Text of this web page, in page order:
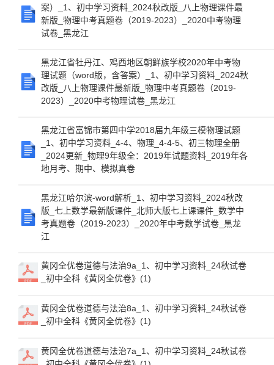
案）_1、初中学习资料_2024秋改版_八上物理课件最
新版_物理中考真题卷（2019-2023）_2020中考物理
试卷_黑龙江
黑龙江省牡丹江、鸡西地区朝鲜族学校2020年中考物
理试题（word版，含答案）_1、初中学习资料_2024秋
改版_八上物理课件最新版_物理中考真题卷（2019-
2023）_2020中考物理试卷_黑龙江
黑龙江省富锦市第四中学2018届九年级三模物理试题
_1、初中学习资料_4-4、物理_4-4-5、初三物理全册
_2024更新_物理9年级全：2019年试题资料_2019年各
地月考、期中、模拟真卷
黑龙江哈尔滨-word解析_1、初中学习资料_2024秋改
版_七上数学最新版课件_北师大版七上课课件_数学中
考真题卷（2019-2023）_2020年中考数学试卷_黑龙
江
黄冈全优卷道德与法治9a_1、初中学习资料_24秋试卷
_初中全科《黄冈全优卷》(1)
黄冈全优卷道德与法治8a_1、初中学习资料_24秋试卷
_初中全科《黄冈全优卷》(1)
黄冈全优卷道德与法治7a_1、初中学习资料_24秋试卷